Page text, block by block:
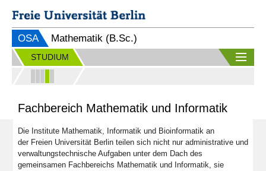
OSA Mathematik (B.Sc.)
STUDIUM
Fachbereich Mathematik und Informatik
Die Institute Mathematik, Informatik und Bioinformatik an
der Freien Universität Berlin teilen sich nicht nur administrative und
verwaltungstechnische Aufgaben unter dem Dach des
gemeinsamen Fachbereichs Mathematik und Informatik, sie